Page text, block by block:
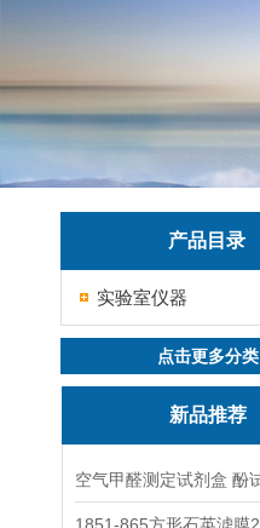
产品目录
实验室仪器
点击更多分类
新品推荐